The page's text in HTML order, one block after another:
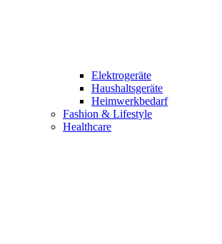
Elektrogeräte
Haushaltsgeräte
Heimwerkbedarf
Fashion & Lifestyle
Healthcare